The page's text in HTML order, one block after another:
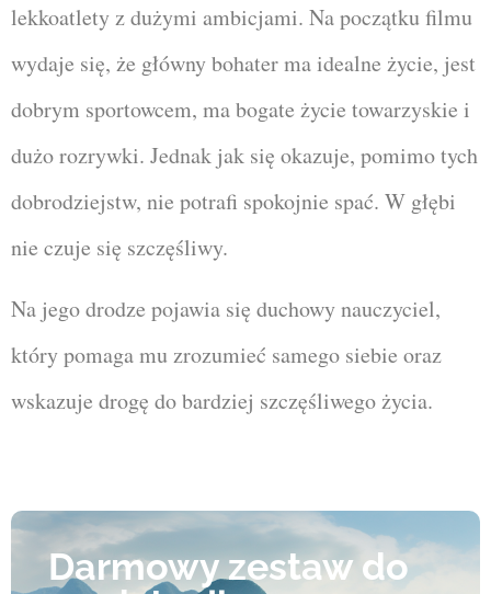
lekkoatlety z dużymi ambicjami. Na początku filmu
wydaje się, że główny bohater ma idealne życie, jest
dobrym sportowcem, ma bogate życie towarzyskie i
dużo rozrywki. Jednak jak się okazuje, pomimo tych
dobrodziejstw, nie potrafi spokojnie spać. W głębi
nie czuje się szczęśliwy.
Na jego drodze pojawia się duchowy nauczyciel,
który pomaga mu zrozumieć samego siebie oraz
wskazuje drogę do bardziej szczęśliwego życia.
Darmowy zestaw do